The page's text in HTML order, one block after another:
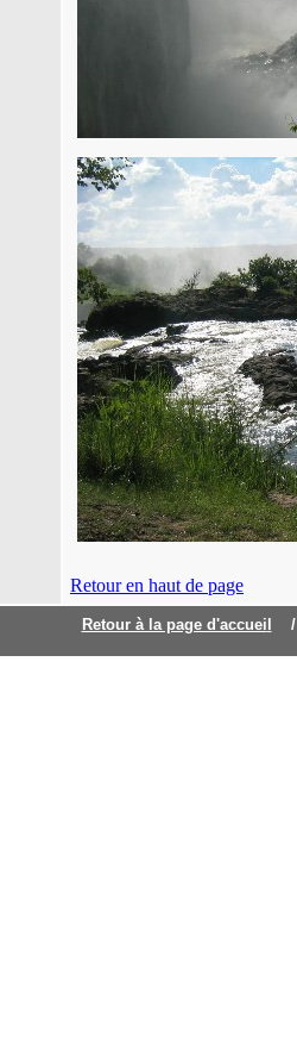
Retour en haut de page
Retour à la page d'accuei